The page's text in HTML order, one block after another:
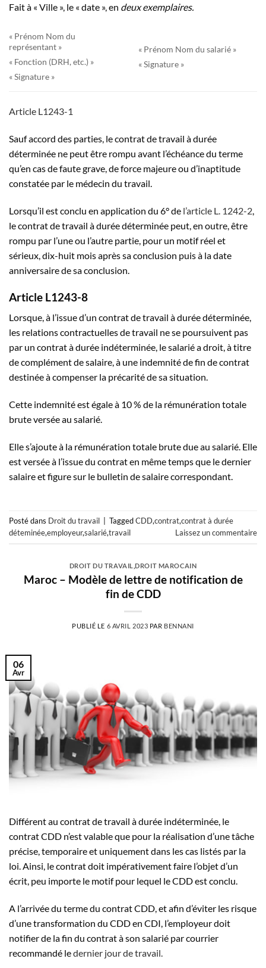
Fait à « Ville », le « date », en deux exemplaires.
« Prénom Nom du
représentant »
« Fonction (DRH, etc.) »
« Signature »
« Prénom Nom du salarié »
« Signature »
Article L1243-1
Sauf accord des parties, le contrat de travail à durée
déterminée ne peut être rompu avant l’échéance du terme
qu’en cas de faute grave, de force majeure ou d’inaptitude
constatée par le médecin du travail.
Lorsqu’il est conclu en application du 6° de l’article L. 1242-2,
le contrat de travail à durée déterminée peut, en outre, être
rompu par l’une ou l’autre partie, pour un motif réel et
sérieux, dix-huit mois après sa conclusion puis à la date
anniversaire de sa conclusion.
Article L1243-8
Lorsque, à l’issue d’un contrat de travail à durée déterminée,
les relations contractuelles de travail ne se poursuivent pas
par un contrat à durée indéterminée, le salarié a droit, à titre
de complément de salaire, à une indemnité de fin de contrat
destinée à compenser la précarité de sa situation.
Cette indemnité est égale à 10 % de la rémunération totale
brute versée au salarié.
Elle s’ajoute à la rémunération totale brute due au salarié. Elle
est versée à l’issue du contrat en même temps que le dernier
salaire et figure sur le bulletin de salaire correspondant.
Posté dans Droit du travail TaggedCDD,contrat,contrat à durée
déteminée,employeur,salarié,travail Laissez un commentaire
DROIT DU TRAVAIL ,DROIT MAROCAIN
Maroc – Modèle de lettre de notification de
fin de CDD
PUBLIÉ LE 6 AVRIL 2023 PAR BENNANI
06
Avr
Différent au contrat de travail à durée indéterminée, le
contrat CDD n’est valable que pour la réalisation d’une tâche
précise, temporaire et uniquement dans les cas listés par la
loi. Ainsi, le contrat doit impérativement faire l’objet d’un
écrit, peu importe le motif pour lequel le CDD est conclu.
A l’arrivée du terme du contrat CDD, et afin d’éviter les risque
d’une transformation du CDD en CDI, l’employeur doit
notifier de la fin du contrat à son salarié par courrier
recommandé ledernier jour de travail.